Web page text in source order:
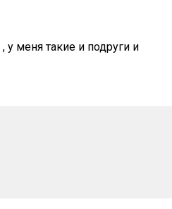
у меня такие и подруги и